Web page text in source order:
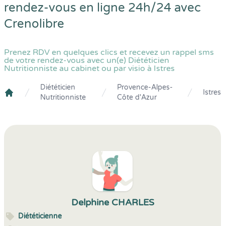
rendez-vous en ligne 24h/24 avec
Crenolibre
Prenez RDV en quelques clics et recevez un rappel sms
de votre rendez-vous avec un(e) Diététicien
Nutritionniste au cabinet ou par visio à Istres
Crenolibre
Diététicien
Nutritionniste
Provence-Alpes-
Côte d'Azur
Istres
Delphine CHARLES
Diététicienne